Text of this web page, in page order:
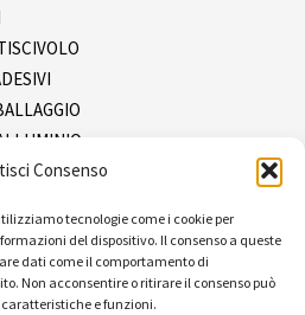
Consenso
tecnologie come i cookie per
del dispositivo. Il consenso a queste
dati come il comportamento di
Non acconsentire o ritirare il consenso può
e funzioni.